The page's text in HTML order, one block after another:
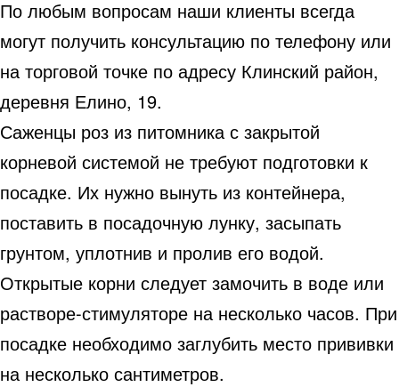
По любым вопросам наши клиенты всегда
могут получить консультацию по телефону или
на торговой точке по адресу Клинский район,
деревня Елино, 19.
Саженцы роз из питомника с закрытой
корневой системой не требуют подготовки к
посадке. Их нужно вынуть из контейнера,
поставить в посадочную лунку, засыпать
грунтом, уплотнив и пролив его водой.
Открытые корни следует замочить в воде или
растворе-стимуляторе на несколько часов. При
посадке необходимо заглубить место прививки
на несколько сантиметров.